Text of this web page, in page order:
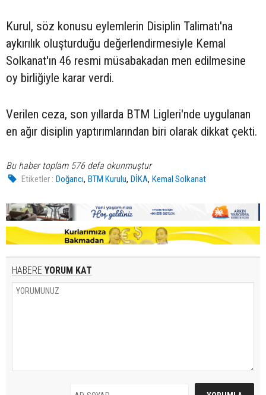
Kurul, söz konusu eylemlerin Disiplin Talimatı'na
aykırılık oluşturduğu değerlendirmesiyle Kemal
Solkanat'ın 46 resmi müsabakadan men edilmesine
oy birliğiyle karar verdi.
Verilen ceza, son yıllarda BTM Ligleri'nde uygulanan
en ağır disiplin yaptırımlarından biri olarak dikkat çekti.
Bu haber toplam 576 defa okunmuştur
Etiketler : Doğancı,BTM Kurulu,DİKA,Kemal Solkanat
HABERE YORUM KAT